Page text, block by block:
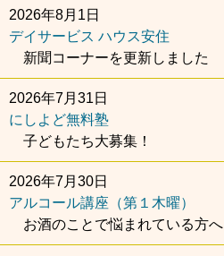
2026年8月1日
デイサービス ハウス安住
新聞コーナーを更新しました
2026年7月31日
にしよど無料塾
子どもたち大募集！
2026年7月30日
アルコール講座（第１木曜）
お酒のことで悩まれている方へ